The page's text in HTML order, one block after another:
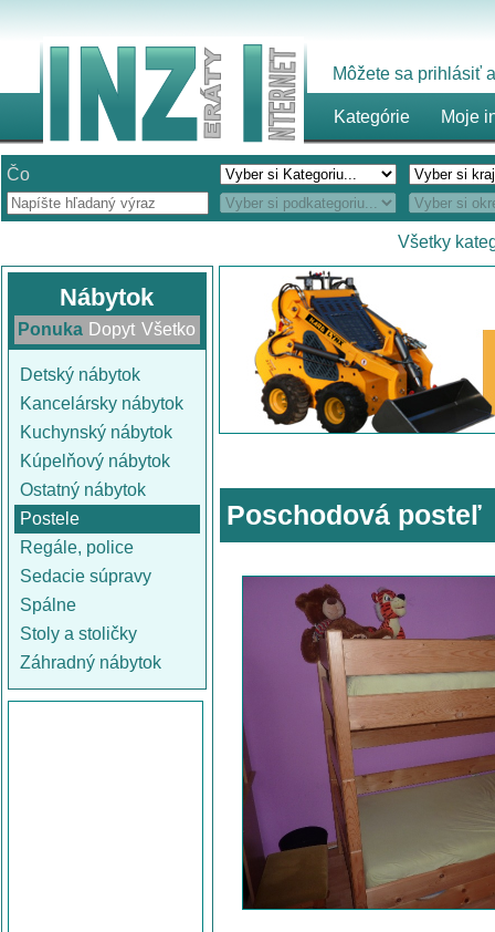
Môžete sa prihlásiť
Kategórie Moje
Čo
Všetky
Nábytok
Ponuka Dopyt Všetko
Detský nábytok
Kancelársky nábytok
Kuchynský nábytok
Kúpelňový nábytok
Ostatný nábytok
Postele
Regále, police
Sedacie súpravy
Spálne
Stoly a stoličky
Záhradný nábytok
Poschodová posteľ